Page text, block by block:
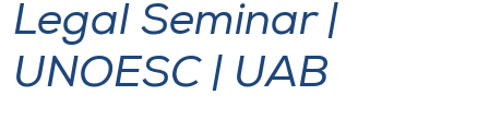
Atendimento ao Estudante
Portal de Ensino
Legal Seminar |
UNOESC | UAB